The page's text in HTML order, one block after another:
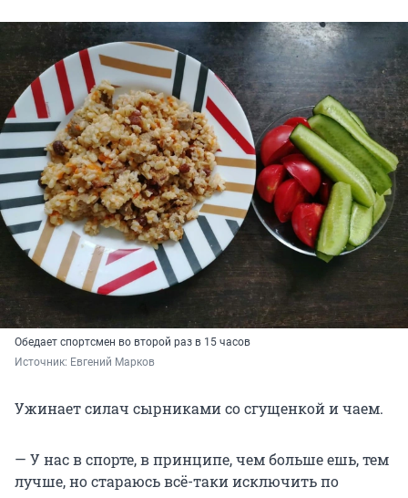
Обедает спортсмен во второй раз в 15 часов
Источник: Евгений Марков
Ужинает силач сырниками со сгущенкой и чаем.
— У нас в спорте, в принципе, чем больше ешь, тем
лучше, но стараюсь всё-таки исключить по